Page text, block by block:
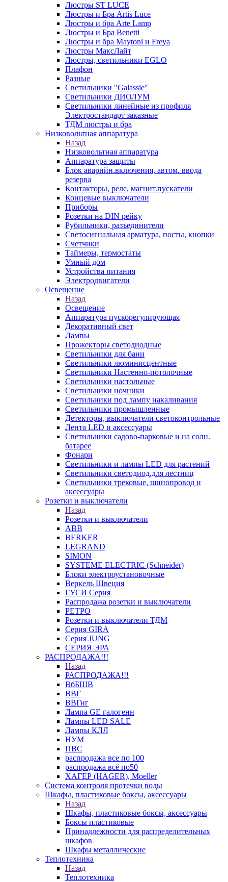
Люстры ST LUCE
Люстры и Бра Artis Luce
Люстры и бра Arte Lamp
Люстры и Бра Benetti
Люстры и бра Maytoni и Freya
Люстры МаксЛайт
Люстры, светильники EGLO
Плафон
Разные
Светильники "Galassie"
Светильники ДИОЛУМ
Светильники линейные из профиля
Электростандарт заказные
ТДМ люстры и бра
Низковольтная аппаратура
Назад
Низковольтная аппаратура
Аппаратура защиты
Блок аварийн.включения, автом. ввода
резерва
Контакторы, реле, магнит.пускатели
Концевые выключатели
Приборы
Розетки на DIN рейку
Рубильники, разъединители
Светосигнальная арматура, посты, кнопки
Счетчики
Таймеры, термостаты
Умный дом
Устройства питания
Электродвигатели
Освещение
Назад
Освещение
Аппаратура пускорегулирующая
Декоративный свет
Лампы
Прожекторы светодиодные
Светильники для бани
Светильники люминисцентные
Светильники Настенно-потолочные
Светильники настольные
Светильники ночники
Светильники под лампу накаливания
Светильники промышленные
Детекторы, выключатели светоконтрольные
Лента LED и аксессуары
Светильники садово-парковые и на солн.
батарее
Фонари
Светильники и лампы LED для растений
Светильники светодиод.для лестниц
Светильники трековые, шинопровод и
аксессуары
Розетки и выключатели
Назад
Розетки и выключатели
ABB
BERKER
LEGRAND
SIMON
SYSTEME ELECTRIC (Schneider)
Блоки электроустановочные
Веркель Швеция
ГУСИ Серия
Распродажа розетки и выключатели
РЕТРО
Розетки и выключатели ТДМ
Серия GIRA
Серия JUNG
СЕРИЯ ЭРА
РАСПРОДАЖА!!!
Назад
РАСПРОДАЖА!!!
ВбБШВ
ВВГ
ВВГнг
Лампа GE галогенн
Лампы LED SALE
Лампы КЛЛ
НУМ
ПВС
распродажа все по 100
распродажа всё по50
ХАГЕР (HAGER), Moeller
Система контроля протечки воды
Шкафы, пластиковые боксы, аксессуары
Назад
Шкафы, пластиковые боксы, аксессуары
Боксы пластиковые
Принадлежности для распределительных
шкафов
Шкафы металлические
Теплотехника
Назад
Теплотехника